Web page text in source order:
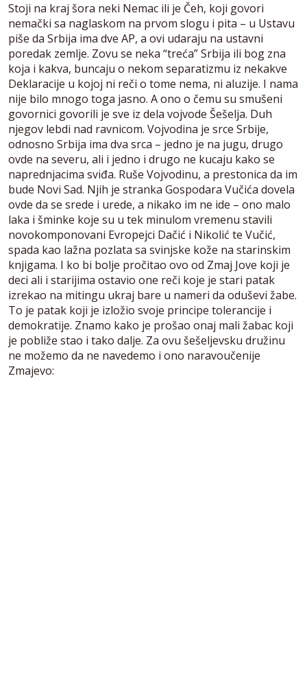
Stoji na kraj šora neki Nemac ili je Čeh, koji govori
nemački sa naglaskom na prvom slogu i pita – u Ustavu
piše da Srbija ima dve AP, a ovi udaraju na ustavni
poredak zemlje. Zovu se neka “treća” Srbija ili bog zna
koja i kakva, buncaju o nekom separatizmu iz nekakve
Deklaracije u kojoj ni reči o tome nema, ni aluzije. I nama
nije bilo mnogo toga jasno. A ono o čemu su smušeni
govornici govorili je sve iz dela vojvode Šešelja. Duh
njegov lebdi nad ravnicom. Vojvodina je srce Srbije,
odnosno Srbija ima dva srca – jedno je na jugu, drugo
ovde na severu, ali i jedno i drugo ne kucaju kako se
naprednjacima sviđa. Ruše Vojvodinu, a prestonica da im
bude Novi Sad. Njih je stranka Gospodara Vučića dovela
ovde da se srede i urede, a nikako im ne ide – ono malo
laka i šminke koje su u tek minulom vremenu stavili
novokomponovani Evropejci Dačić i Nikolić te Vučić,
spada kao lažna pozlata sa svinjske kože na starinskim
knjigama. I ko bi bolje pročitao ovo od Zmaj Jove koji je
deci ali i starijima ostavio one reči koje je stari patak
izrekao na mitingu ukraj bare u nameri da oduševi žabe.
To je patak koji je izložio svoje principe tolerancije i
demokratije. Znamo kako je prošao onaj mali žabac koji
je pobliže stao i tako dalje. Za ovu šešeljevsku družinu
ne možemo da ne navedemo i ono naravoučenije
Zmajevo: